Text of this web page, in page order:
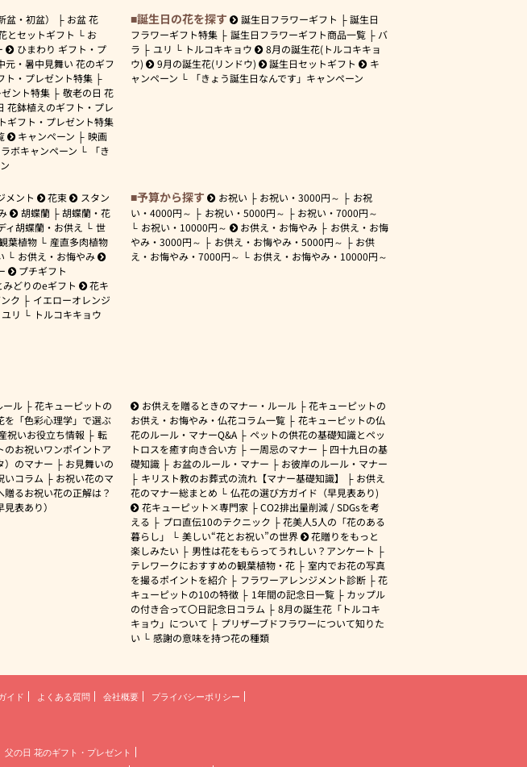
盆・初盆）
お盆 花
とセットギフト
お
ひまわり ギフト・プ
元・暑中見舞い 花のギフ
ト・プレゼント特集
ント特集
敬老の日 花
花鉢植えのギフト・プレ
ギフト・プレゼント特集
キャンペーン
映画
ボキャンペーン
「き
誕生日の花を探す 誕生日フラワーギフト
誕生日
フラワーギフト特集
誕生日フラワーギフト商品一覧
バ
ラ
ユリ トルコキキョウ
8月の誕生花(トルコキキョ
ウ)
9月の誕生花(リンドウ) 誕生日セットギフト
キ
ャンペーン
「きょう誕生日なんです」キャンペーン
メント 花束
スタン
胡蝶蘭
胡蝶蘭・花
ィ胡蝶蘭・お供え
世
葉植物
産直多肉植物
お供え・お悔やみ
プチギフト
みどりのeギフト
花キ
ク
イエローオレンジ
ユリ トルコキキョウ
予算から探す お祝い お祝い・3000円～
お祝
い・ 4000円～ お祝い・ 5000円～ お祝い・7000円～
お祝い・ 10000円～ お供え・お悔やみ
お供え・お悔
やみ・ 3000円～ お供え・お悔やみ・ 5000円～
お供
え・お悔やみ・ 7000円～ お供え・お悔やみ・ 10000円～
ール
花キューピットの
を「色彩心理学」で選ぶ
祝いお役立ち情報
転
のお祝いワンポイントア
）のマナー
お見舞いの
いコラム
お祝い花のマ
るお祝い花の正解は？
表あり）
お供えを贈るときのマナー・ルール
花キューピットの
お供え・お悔やみ・仏花コラム一覧
花キューピットの仏
花のルール・マナーQ&A
ペットの供花の基礎知識とペッ
トロスを癒す向き合い方
一周忌のマナー
四十九日の基
礎知識
お盆のルール・マナー
お彼岸のルール・マナー
キリスト教のお葬式の流れ【マナー基礎知識】
お供え
花のマナー総まとめ
仏花の選び方ガイド（早見表あり)
花キューピット×専門家
CO2排出量削減 / SDGsを考
える
プロ直伝10のテクニック
花美人5人の「花のある
暮らし」
美しい“花とお祝い”の世界
花贈りをもっと
楽しみたい
男性は花をもらってうれしい？アンケート
テレワークにおすすめの観葉植物・花
室内でお花の写真
を撮るポイントを紹介
フラワーアレンジメント診断
花
キューピットの10の特徴
1年間の記念日一覧
カップル
の付き合って〇日記念日コラム
8月の誕生花「トルコキ
キョウ」について
プリザーブドフラワーについて知りた
い
感謝の意味を持つ花の種類
イド よくある質問 会社概要
プライバシーポリシー
父の日 花のギフト・プレゼント